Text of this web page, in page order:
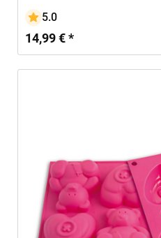
5.0
14,99 € *